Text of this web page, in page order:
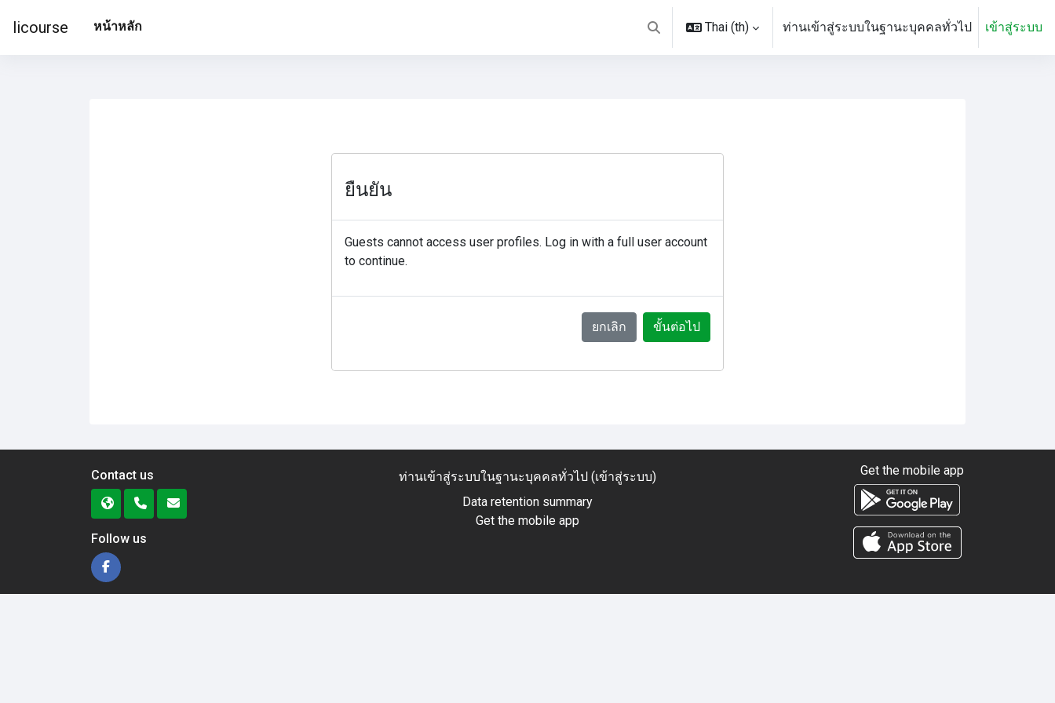
licourse หน้าหลัก
Toggle search input
Thai ‎(th)‎ ท่านเข้าสู่ระบบในฐานะบุคคลทั่วไป เข้าสู่ระบบ
ยืนยัน
Guests cannot access user profiles. Log in with a full user account
to continue.
ยกเลิก ขั้นต่อไป
Contact us
Follow us
ท่านเข้าสู่ระบบในฐานะบุคคลทั่วไป (เข้าสู่ระบบ)
Data retention summary
Get the mobile app
Get the mobile app